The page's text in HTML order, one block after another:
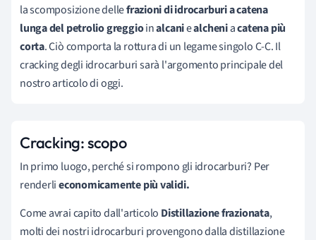
la scomposizione dellefrazioni di idrocarburi a catena
lungadel petrolio greggioinalcaniealcheniacatena più
corta. Ciò comporta la rottura di un legame singolo C-C. Il
cracking degli idrocarburi sarà l'argomento principale del
nostro articolo di oggi.
Cracking: scopo
In primo luogo, perché si rompono gli idrocarburi? Per
renderlieconomicamentepiù validi.
Come avrai capito dall'articolo Distillazione frazionata,
molti dei nostri idrocarburi provengono dalla distillazione